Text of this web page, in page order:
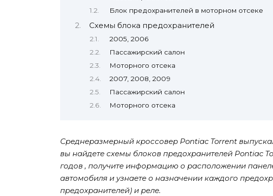
Блок предохранителей в моторном отсеке
Схемы блока предохранителей
2005, 2006
Пассажирский салон
Моторного отсека
2007, 2008, 2009
Пассажирский салон
Моторного отсека
Среднеразмерный кроссовер Pontiac Torrent
вы найдете схемы блоков предохранителей Pontiac
годов , получите информацию о расположении
автомобиля и узнаете о назначении каждого
предохранителей) и реле.